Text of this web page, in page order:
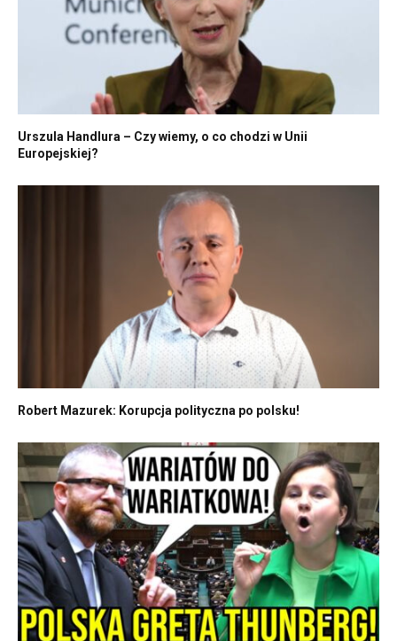
Urszula Handlura – Czy wiemy, o co chodzi w Unii
Europejskiej?
Robert Mazurek: Korupcja polityczna po polsku!